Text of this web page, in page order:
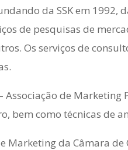
da SSK em 1992,
de pesquisas de
Os serviços de
Associação de
bem como técnicas de
Marketing da Câmara